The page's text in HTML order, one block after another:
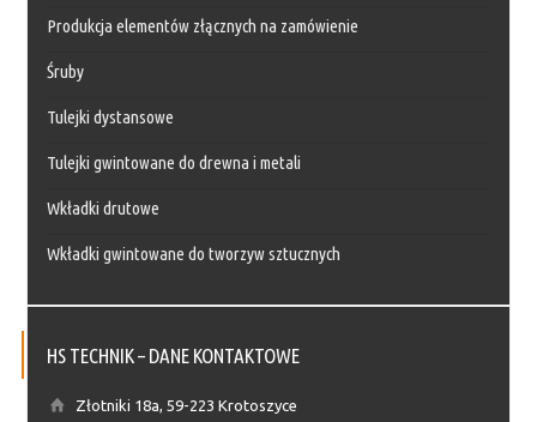
Produkcja elementów złącznych na zamówienie
Śruby
Tulejki dystansowe
Tulejki gwintowane do drewna i metali
Wkładki drutowe
Wkładki gwintowane do tworzyw sztucznych
HS TECHNIK – DANE KONTAKTOWE
Złotniki 18a, 59-223 Krotoszyce